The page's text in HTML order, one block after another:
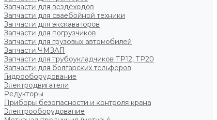
Запчасти для вездеходов
Запчасти для сваебойной техники
Запчасти для экскаваторов
Запчасти для погрузчиков
Запчасти для грузовых автомобилей
Запчасти ЧМЗАП
Запчасти для трубоукладчиков ТР12, ТР20
Запчасти для болгарских тельферов
Гидрооборудование
Электродвигатели
Редукторы
Приборы безопасности и контроля крана
Электрооборудование